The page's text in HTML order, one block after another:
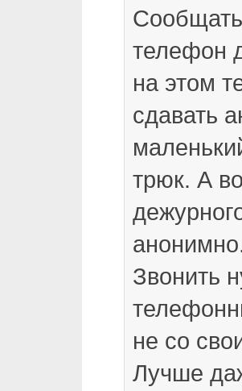
телефон
на этом
сдавать
трюк. А
Звонить
не со
Лучше